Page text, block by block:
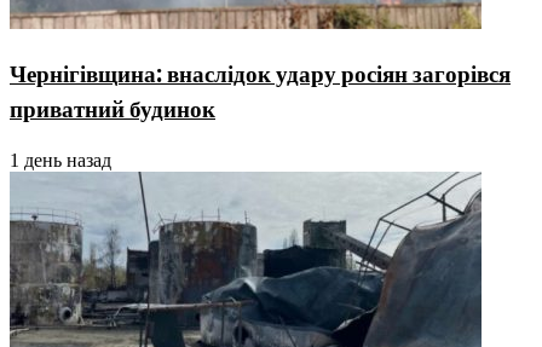
Чернігівщина: внаслідок удару росіян загорівся
приватний будинок
1 день назад